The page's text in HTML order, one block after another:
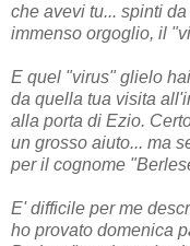
che avevi tu... spinti
immenso orgoglio, il
E quel "virus" glielo
da quella tua visita
alla porta di Ezio.
un grosso aiuto... ma
per il cognome
E' difficile per me
ho provato domenica